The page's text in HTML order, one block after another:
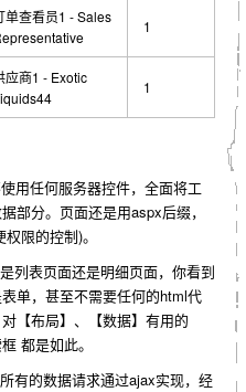
单查看员1 - Sales
1
应商1 - Exotic
1
用任何服务器控件，全面将工
部分。页面还是用aspx后缀，
限的控制)。
列表页面还是明细页面，你看到
单，甚至不需要任何的html代
【布局】、【数据】有用的
都是如此。
有的数据请求通过ajax实现，经